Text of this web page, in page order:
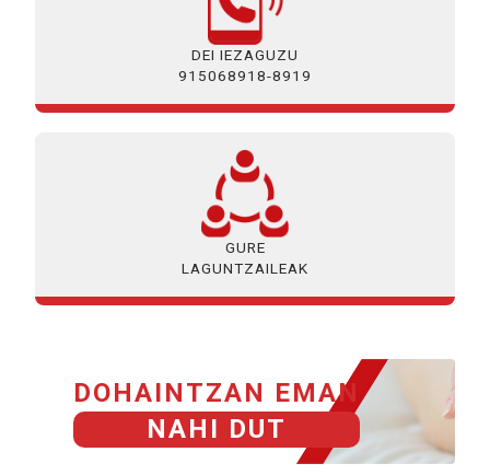
DEI IEZAGUZU
915068918-8919
GURE
LAGUNTZAILEAK
DOHAINTZAN EMAN
NAHI DUT